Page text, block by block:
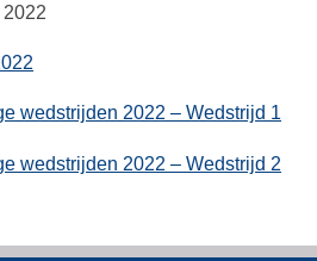
wedstrijden 2022 – Wedstrijd 1
wedstrijden 2022 – Wedstrijd 2